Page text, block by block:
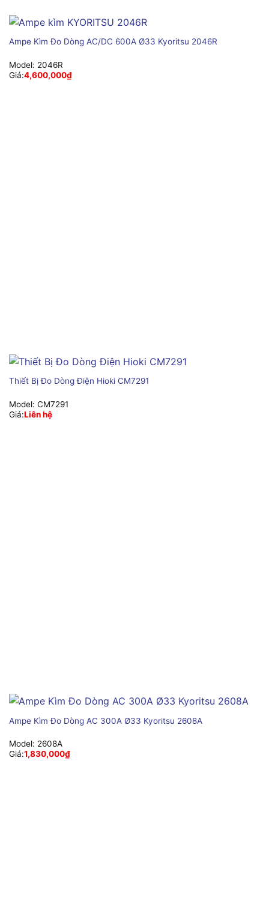
Ampe Kìm Đo Dòng AC/DC 600A Ø33 Kyoritsu 2046R
Model: 2046R
Giá:4,600,000₫
Thiết Bị Đo Dòng Điện Hioki CM7291
Model: CM7291
Giá:Liên hệ
Ampe Kìm Đo Dòng AC 300A Ø33 Kyoritsu 2608A
Model: 2608A
Giá:1,830,000₫